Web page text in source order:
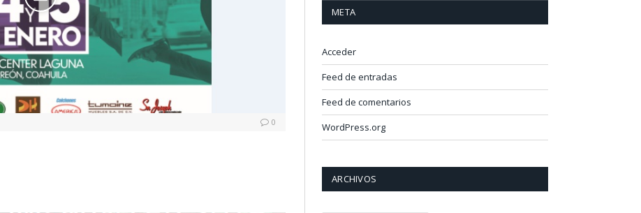
0
META
Acceder
Feed de entradas
Feed de comentarios
WordPress.org
ARCHIVOS